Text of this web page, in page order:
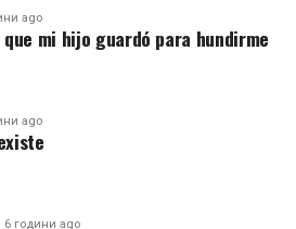
ago
mi hijo guardó para hundirme
ago
6 години ago